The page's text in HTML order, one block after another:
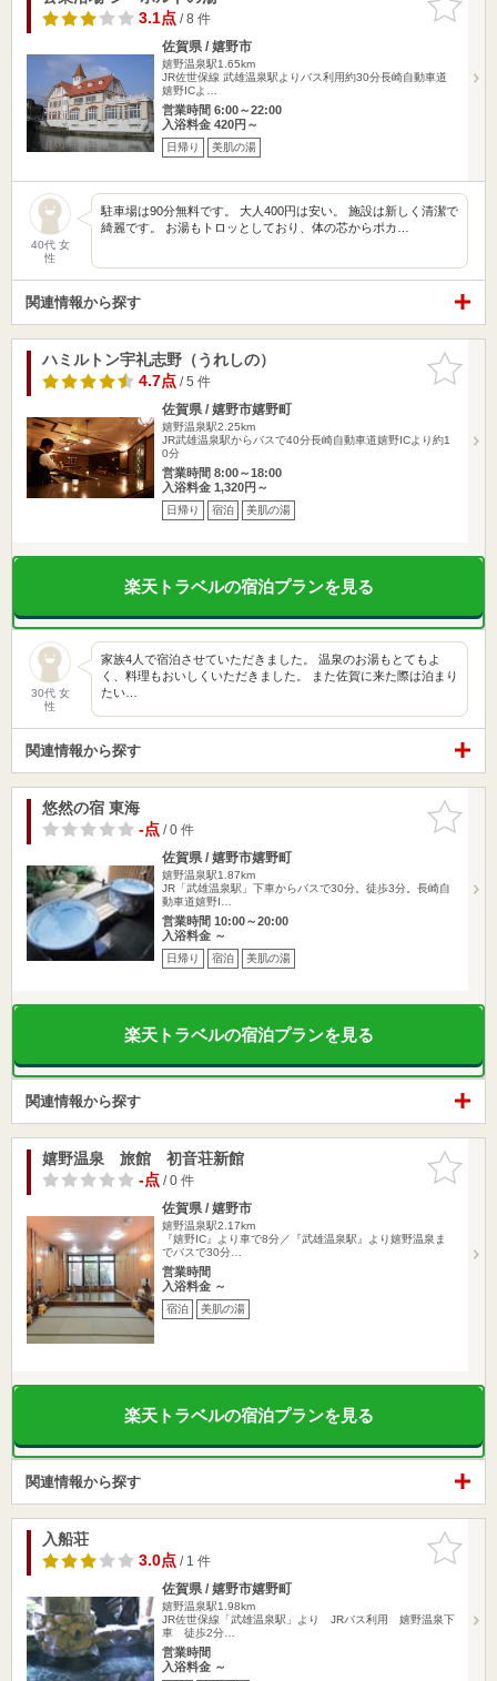
りに追加
3.1点/ 8 件
佐賀県 / 嬉野市
嬉野温泉駅1.65km
JR佐世保線 武雄温泉駅よりバス利用約30分長崎自動車道
嬉野ICよ…
営業時間 6:00～22:00
入浴料金 420円～
日帰り 美肌の湯
40代 女
性
駐車場は90分無料です。 大人400円は安い。 施設は新しく清潔で
綺麗です。 お湯もトロッとしており、体の芯からポカ…
関連情報から探す
お気に入
りに追加
ハミルトン宇礼志野（うれしの）
4.7点/ 5 件
佐賀県 / 嬉野市嬉野町
嬉野温泉駅2.25km
JR武雄温泉駅からバスで40分長崎自動車道嬉野ICより約1
0分
営業時間 8:00～18:00
入浴料金 1,320円～
日帰り 宿泊 美肌の湯
楽天トラベルの宿泊プランを見る
30代 女
性
家族4人で宿泊させていただきました。 温泉のお湯もとてもよ
く、料理もおいしくいただきました。 また佐賀に来た際は泊まり
たい…
関連情報から探す
お気に入
りに追加
悠然の宿 東海
-点/ 0 件
佐賀県 / 嬉野市嬉野町
嬉野温泉駅1.87km
JR「武雄温泉駅」下車からバスで30分。徒歩3分。長崎自
動車道嬉野I…
営業時間 10:00～20:00
入浴料金 ～
日帰り 宿泊 美肌の湯
楽天トラベルの宿泊プランを見る
関連情報から探す
お気に入
りに追加
嬉野温泉 旅館 初音荘新館
-点/ 0 件
佐賀県 / 嬉野市
嬉野温泉駅2.17km
『嬉野IC』より車で8分／『武雄温泉駅』より嬉野温泉ま
でバスで30分…
営業時間
入浴料金 ～
宿泊 美肌の湯
楽天トラベルの宿泊プランを見る
関連情報から探す
お気に入
りに追加
入船荘
3.0点/ 1 件
佐賀県 / 嬉野市嬉野町
嬉野温泉駅1.98km
JR佐世保線「武雄温泉駅」より JRバス利用 嬉野温泉下
車 徒歩2分…
営業時間
入浴料金 ～